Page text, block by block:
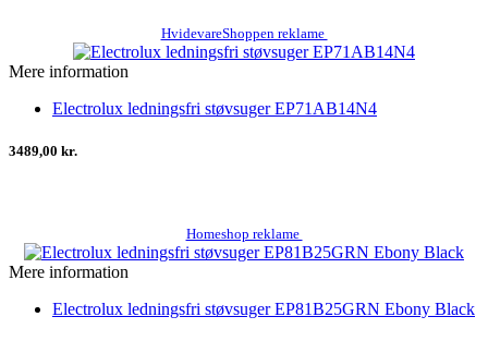
HvidevareShoppen reklame
Mere information
Electrolux ledningsfri støvsuger EP71AB14N4
3489,00 kr.
Homeshop reklame
Mere information
Electrolux ledningsfri støvsuger EP81B25GRN Ebony Black